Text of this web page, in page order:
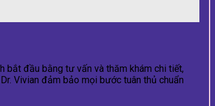
bắt đầu bằng tư vấn và thăm khám chi tiết,
Vivian đảm bảo mọi bước tuân thủ chuẩn